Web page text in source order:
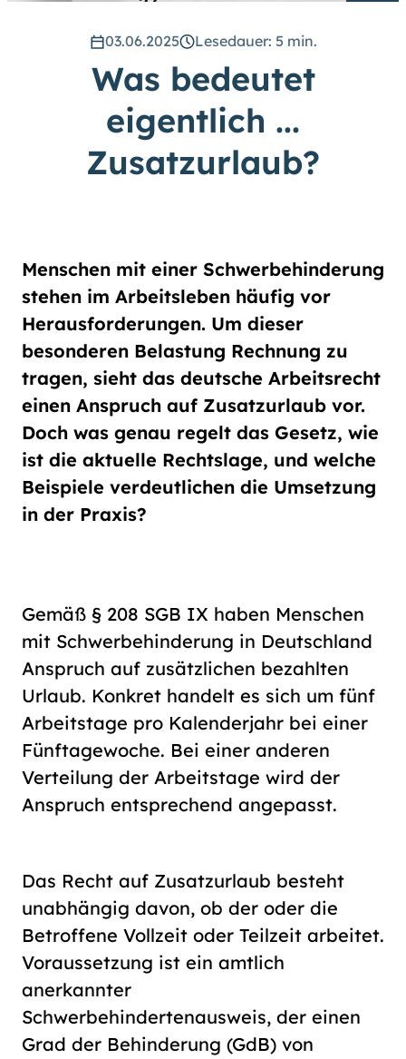
vergrößern. (Einfach bei
Schriftgröße
das Feld groß
anwählen.)
Übrigens: Unsere Videos sind mit
Untertiteln versehen.
Animationen
an
aus
Schriftgröße
normal
groß
03.06.2025 Lesedauer: 5 min.
Was bedeutet
eigentlich ...
Zusatzurlaub?
Menschen mit einer Schwerbehinderung
stehen im Arbeitsleben häufig vor
Herausforderungen. Um dieser
besonderen Belastung Rechnung zu
tragen, sieht das deutsche Arbeitsrecht
einen Anspruch auf Zusatzurlaub vor.
Doch was genau regelt das Gesetz, wie
ist die aktuelle Rechtslage, und welche
Beispiele verdeutlichen die Umsetzung
in der Praxis?
Gemäß § 208 SGB IX haben Menschen
mit Schwerbehinderung in Deutschland
Anspruch auf zusätzlichen bezahlten
Urlaub. Konkret handelt es sich um fünf
Arbeitstage pro Kalenderjahr bei einer
Fünftagewoche. Bei einer anderen
Verteilung der Arbeitstage wird der
Anspruch entsprechend angepasst.
Das Recht auf Zusatzurlaub besteht
unabhängig davon, ob der oder die
Betroffene Vollzeit oder Teilzeit arbeitet.
Voraussetzung ist ein amtlich
anerkannter
Schwerbehindertenausweis, der einen
Grad der Behinderung (GdB) von